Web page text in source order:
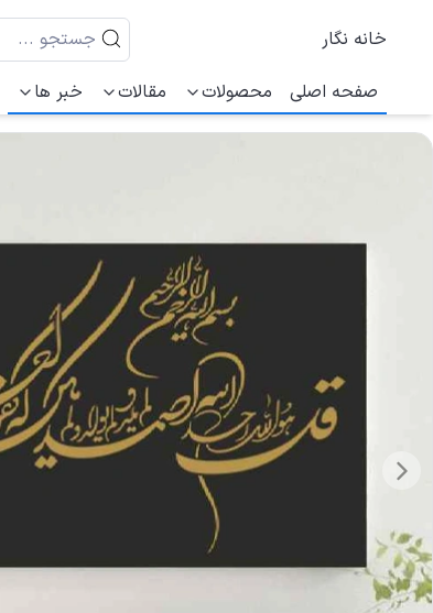
خانه نگار
صفحه اصلی
محصولات مقالات خبر ها